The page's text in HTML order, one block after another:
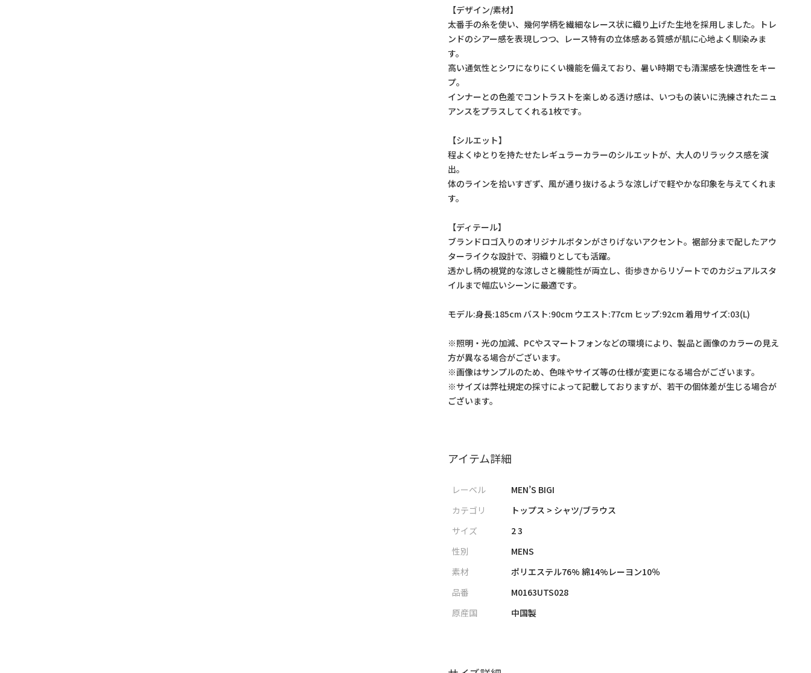
【デザイン/素材】
太番手の糸を使い、幾何学柄を繊細なレース状に織り上げた生地を採用しました。トレ
ンドのシアー感を表現しつつ、レース特有の立体感ある質感が肌に心地よく馴染みま
す。
高い通気性とシワになりにくい機能を備えており、暑い時期でも清潔感を快適性をキー
プ。
インナーとの色差でコントラストを楽しめる透け感は、いつもの装いに洗練されたニュ
アンスをプラスしてくれる1枚です。
【シルエット】
程よくゆとりを持たせたレギュラーカラーのシルエットが、大人のリラックス感を演
出。
体のラインを拾いすぎず、風が通り抜けるような涼しげで軽やかな印象を与えてくれま
す。
【ディテール】
ブランドロゴ入りのオリジナルボタンがさりげないアクセント。裾部分まで配したアウ
ターライクな設計で、羽織りとしても活躍。
透かし柄の視覚的な涼しさと機能性が両立し、街歩きからリゾートでのカジュアルスタ
イルまで幅広いシーンに最適です。
モデル:身長:185cm バスト:90cm ウエスト:77cm ヒップ:92cm 着用サイズ:03(L)
※照明・光の加減、PCやスマートフォンなどの環境により、製品と画像のカラーの見え
方が異なる場合がございます。
※画像はサンプルのため、色味やサイズ等の仕様が変更になる場合がございます。
※サイズは弊社規定の採寸によって記載しておりますが、若干の個体差が生じる場合が
ございます。
アイテム詳細
レーベル
MEN’S BIGI
カテゴリ
トップス > シャツ/ブラウス
サイズ
2 3
性別
MENS
素材
ポリエステル76% 綿14%レーヨン10％
品番
M0163UTS028
原産国
中国製